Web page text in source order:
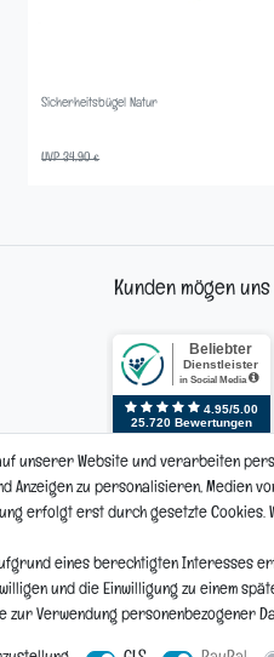
Sicherheitsbügel Natur
UVP 34,90 €
Kunden mögen uns
Impressum Daten­schutz­erklärung
©
unserer Website und verarbeiten
Anzeigen zu personalisieren, Medien
erfolgt erst durch gesetzte Cookies.
eines berechtigten Interesses
und die Einwilligung zu einem
zur Verwendung personenbezogener